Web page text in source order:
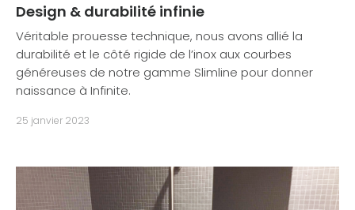
Design & durabilité infinie
Véritable prouesse technique, nous avons allié la
durabilité et le côté rigide de l’inox aux courbes
généreuses de notre gamme Slimline pour donner
naissance à Infinite.
25 janvier 2023